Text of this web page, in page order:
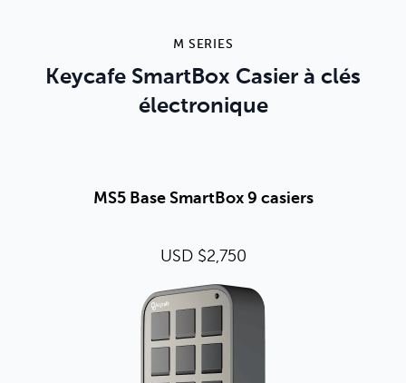
M SERIES
Keycafe SmartBox Casier à clés
électronique
MS5 Base SmartBox 9 casiers
USD $2,750